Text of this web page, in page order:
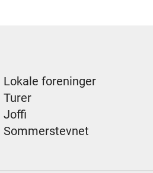
Lokale foreninger
Turer
Joffi
Sommerstevnet